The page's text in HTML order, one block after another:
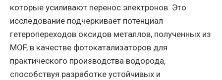
которые усиливают перенос электронов. Это
исследование подчеркивает потенциал
гетеропереходов оксидов металлов, полученных из
MOF, в качестве фотокатализаторов для
практического производства водорода,
способствуя разработке устойчивых и